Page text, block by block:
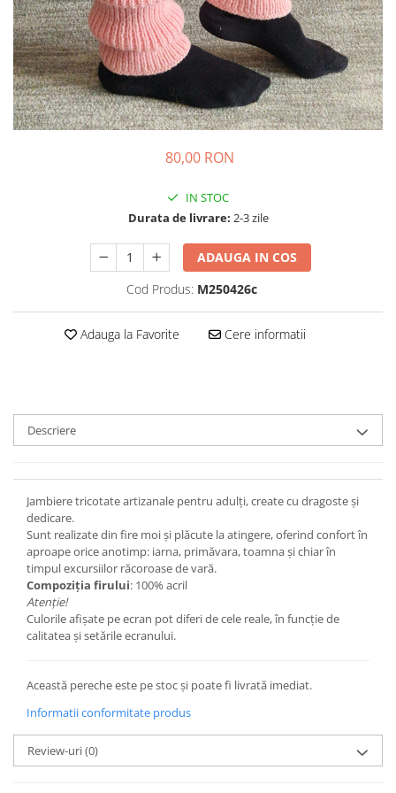
Colier / Pandantiv
Brățară
Bijuterii copii
Colier / Pandantiv
Colier de prietenie
Brățară
Inel
Brățară de gleznă
Colier / Pandantiv
Cercei
Brățară
Broșă
Mărgele / talisman
Accesorii păr
Colier / Pandantiv
Cercei
Bijuterii cu cristale naturale
80,00 RON
IN STOC
Durata de livrare: 2-3 zile
ADAUGA IN COS
Cod Produs: M250426c
Adauga la Favorite Cere informatii
Descriere
Jambiere tricotate artizanale pentru adulți, create cu dragoste și
dedicare.
Sunt realizate din fire moi și plăcute la atingere, oferind confort în
aproape orice anotimp: iarna, primăvara, toamna și chiar în
timpul excursiilor răcoroase de vară.
Compoziția firului: 100% acril
Atenție!
Culorile afișate pe ecran pot diferi de cele reale, în funcție de
calitatea și setările ecranului.
Această pereche este pe stoc și poate fi livrată imediat.
Informatii conformitate produs
Review-uri(0)